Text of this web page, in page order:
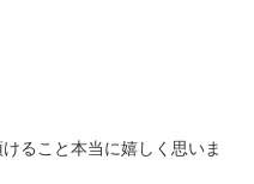
ること本当に嬉しく思いま